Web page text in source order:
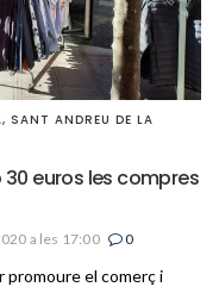
, SANT ANDREU DE LA
euros les compres
a les 17:00 0
promoure el comerç i